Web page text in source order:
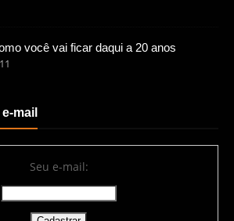
você vai ficar daqui a 20 anos
mail
Seu e-mail: